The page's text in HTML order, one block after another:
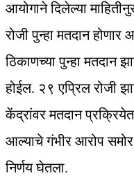
आयोगाने दिलेल्या
रोजी पुन्हा मतदान
ठिकाणच्या पुन्हा मतदान
होईल. २९ एप्रिल रोजी
केंद्रांवर मतदान
आल्याचे गंभीर आरोप
निर्णय घेतला.